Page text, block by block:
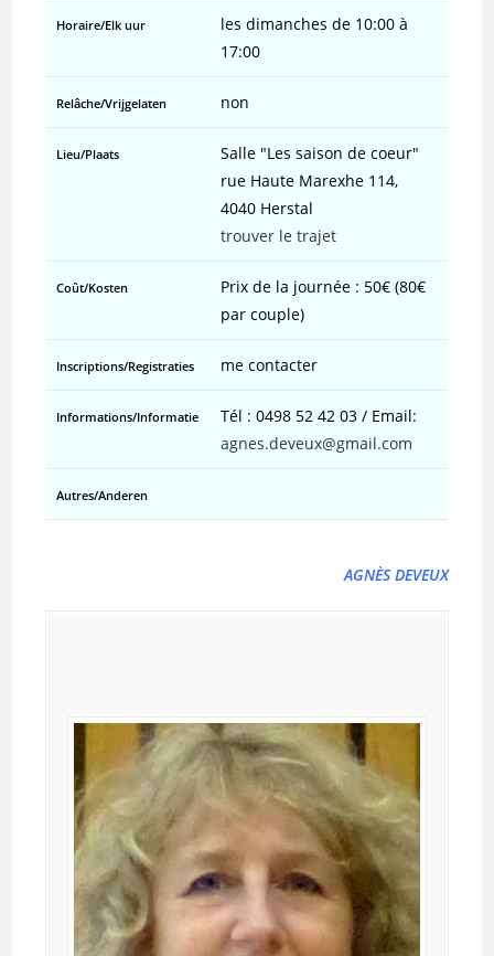
Horaire/Elk uur
les dimanches de 10:00 à
17:00
Relâche/Vrijgelaten non
Lieu/Plaats
Salle "Les saison de coeur"
rue Haute Marexhe 114,
4040 Herstal
trouver le trajet
Coût/Kosten
Prix de la journée : 50€ (80€
par couple)
Inscriptions/Registraties me contacter
Informations/Informatie
Tél : 0498 52 42 03 / Email:
agnes.deveux@gmail.com
Autres/Anderen
AGNÈS DEVEUX